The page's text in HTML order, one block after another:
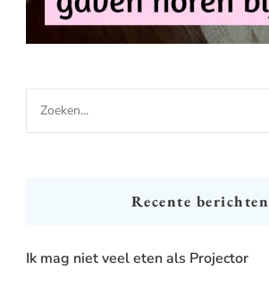
Looking
for
Recente berichten
Ik mag niet veel eten als Projector